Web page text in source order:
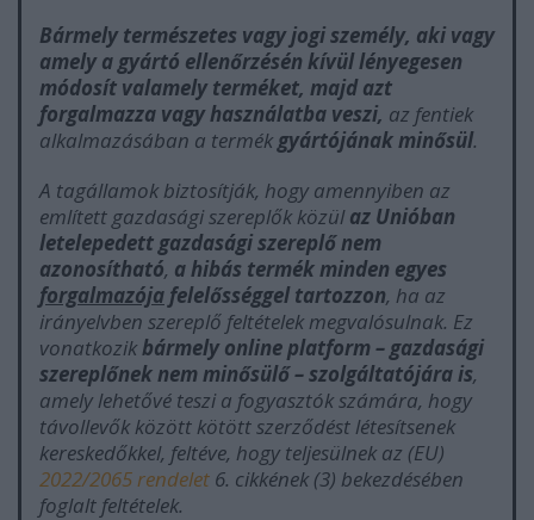
Bármely természetes vagy jogi személy, aki vagy
amely a gyártó ellenőrzésén kívül lényegesen
módosít valamely terméket, majd azt
forgalmazza vagy használatba veszi, az fentiek
alkalmazásában a termék gyártójának minősül.
A tagállamok biztosítják, hogy amennyiben az
említett gazdasági szereplők közülaz Unióban
letelepedett gazdasági szereplő nem
azonosítható, a hibás termék minden egyes
forgalmazója felelősséggel tartozzon, ha az
irányelvben szereplő feltételek megvalósulnak. Ez
vonatkozikbármely online platform – gazdasági
szereplőnek nem minősülő – szolgáltatójára is,
amely lehetővé teszi a fogyasztók számára, hogy
távollevők között kötött szerződést létesítsenek
kereskedőkkel, feltéve, hogy teljesülnek az (EU)
2022/2065 rendelet 6. cikkének (3) bekezdésében
foglalt feltételek.